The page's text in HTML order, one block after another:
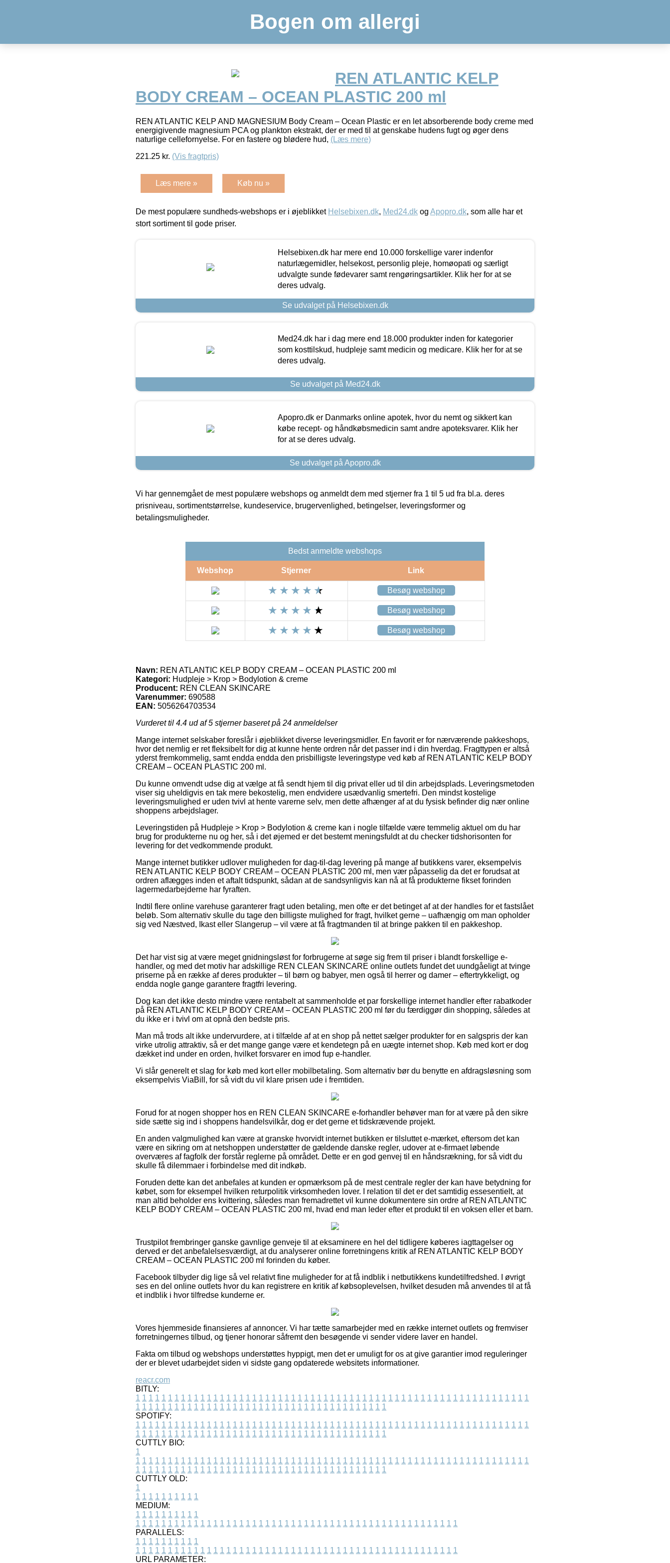
Bogen om allergi
REN ATLANTIC KELP
BODY CREAM – OCEAN PLASTIC 200 ml
REN ATLANTIC KELP AND MAGNESIUM Body Cream – Ocean Plastic er en let absorberende body creme med
energigivende magnesium PCA og plankton ekstrakt, der er med til at genskabe hudens fugt og øger dens
naturlige cellefornyelse. For en fastere og blødere hud, (Læs mere)
221.25 kr. (Vis fragtpris)
Læs mere » Køb nu »
De mest populære sundheds-webshops er i øjeblikket Helsebixen.dk, Med24.dk og Apopro.dk, som alle har et
stort sortiment til gode priser.
Helsebixen.dk har mere end 10.000 forskellige varer indenfor
naturlægemidler, helsekost, personlig pleje, homøopati og særligt
udvalgte sunde fødevarer samt rengøringsartikler. Klik her for at se
deres udvalg.
Se udvalget på Helsebixen.dk
Med24.dk har i dag mere end 18.000 produkter inden for kategorier
som kosttilskud, hudpleje samt medicin og medicare. Klik her for at se
deres udvalg.
Se udvalget på Med24.dk
Apopro.dk er Danmarks online apotek, hvor du nemt og sikkert kan
købe recept- og håndkøbsmedicin samt andre apoteksvarer. Klik her
for at se deres udvalg.
Se udvalget på Apopro.dk
Vi har gennemgået de mest populære webshops og anmeldt dem med stjerner fra 1 til 5 ud fra bl.a. deres
prisniveau, sortimentstørrelse, kundeservice, brugervenlighed, betingelser, leveringsformer og
betalingsmuligheder.
Bedst anmeldte webshops
Webshop Stjerner Link
Besøg webshop
Besøg webshop
Besøg webshop
Navn: REN ATLANTIC KELP BODY CREAM – OCEAN PLASTIC 200 ml
Kategori: Hudpleje > Krop > Bodylotion & creme
Producent: REN CLEAN SKINCARE
Varenummer: 690588
EAN: 5056264703534
Vurderet til 4.4 ud af 5 stjerner baseret på 24 anmeldelser
Mange internet selskaber foreslår i øjeblikket diverse leveringsmidler. En favorit er for nærværende pakkeshops,
hvor det nemlig er ret fleksibelt for dig at kunne hente ordren når det passer ind i din hverdag. Fragttypen er altså
yderst fremkommelig, samt endda endda den prisbilligste leveringstype ved køb af REN ATLANTIC KELP BODY
CREAM – OCEAN PLASTIC 200 ml.
Du kunne omvendt udse dig at vælge at få sendt hjem til dig privat eller ud til din arbejdsplads. Leveringsmetoden
viser sig uheldigvis en tak mere bekostelig, men endvidere usædvanlig smertefri. Den mindst kostelige
leveringsmulighed er uden tvivl at hente varerne selv, men dette afhænger af at du fysisk befinder dig nær online
shoppens arbejdslager.
Leveringstiden på Hudpleje > Krop > Bodylotion & creme kan i nogle tilfælde være temmelig aktuel om du har
brug for produkterne nu og her, så i det øjemed er det bestemt meningsfuldt at du checker tidshorisonten for
levering for det vedkommende produkt.
Mange internet butikker udlover muligheden for dag-til-dag levering på mange af butikkens varer, eksempelvis
REN ATLANTIC KELP BODY CREAM – OCEAN PLASTIC 200 ml, men vær påpasselig da det er forudsat at
ordren aflægges inden et aftalt tidspunkt, sådan at de sandsynligvis kan nå at få produkterne fikset forinden
lagermedarbejderne har fyraften.
Indtil flere online varehuse garanterer fragt uden betaling, men ofte er det betinget af at der handles for et fastslået
beløb. Som alternativ skulle du tage den billigste mulighed for fragt, hvilket gerne – uafhængig om man opholder
sig ved Næstved, Ikast eller Slangerup – vil være at få fragtmanden til at bringe pakken til en pakkeshop.
Det har vist sig at være meget gnidningsløst for forbrugerne at søge sig frem til priser i blandt forskellige e-
handler, og med det motiv har adskillige REN CLEAN SKINCARE online outlets fundet det uundgåeligt at tvinge
priserne på en række af deres produkter – til børn og babyer, men også til herrer og damer – eftertrykkeligt, og
endda nogle gange garantere fragtfri levering.
Dog kan det ikke desto mindre være rentabelt at sammenholde et par forskellige internet handler efter rabatkoder
på REN ATLANTIC KELP BODY CREAM – OCEAN PLASTIC 200 ml før du færdiggør din shopping, således at
du ikke er i tvivl om at opnå den bedste pris.
Man må trods alt ikke undervurdere, at i tilfælde af at en shop på nettet sælger produkter for en salgspris der kan
virke utrolig attraktiv, så er det mange gange være et kendetegn på en uægte internet shop. Køb med kort er dog
dækket ind under en orden, hvilket forsvarer en imod fup e-handler.
Vi slår generelt et slag for køb med kort eller mobilbetaling. Som alternativ bør du benytte en afdragsløsning som
eksempelvis ViaBill, for så vidt du vil klare prisen ude i fremtiden.
Forud for at nogen shopper hos en REN CLEAN SKINCARE e-forhandler behøver man for at være på den sikre
side sætte sig ind i shoppens handelsvilkår, dog er det gerne et tidskrævende projekt.
En anden valgmulighed kan være at granske hvorvidt internet butikken er tilsluttet e-mærket, eftersom det kan
være en sikring om at netshoppen understøtter de gældende danske regler, udover at e-firmaet løbende
overværes af fagfolk der forstår reglerne på området. Dette er en god genvej til en håndsrækning, for så vidt du
skulle få dilemmaer i forbindelse med dit indkøb.
Foruden dette kan det anbefales at kunden er opmærksom på de mest centrale regler der kan have betydning for
købet, som for eksempel hvilken returpolitik virksomheden lover. I relation til det er det samtidig essesentielt, at
man altid beholder ens kvittering, således man fremadrettet vil kunne dokumentere sin ordre af REN ATLANTIC
KELP BODY CREAM – OCEAN PLASTIC 200 ml, hvad end man leder efter et produkt til en voksen eller et barn.
Trustpilot frembringer ganske gavnlige genveje til at eksaminere en hel del tidligere køberes iagttagelser og
derved er det anbefalelsesværdigt, at du analyserer online forretningens kritik af REN ATLANTIC KELP BODY
CREAM – OCEAN PLASTIC 200 ml forinden du køber.
Facebook tilbyder dig lige så vel relativt fine muligheder for at få indblik i netbutikkens kundetilfredshed. I øvrigt
ses en del online outlets hvor du kan registrere en kritik af købsoplevelsen, hvilket desuden må anvendes til at få
et indblik i hvor tilfredse kunderne er.
Vores hjemmeside finansieres af annoncer. Vi har tætte samarbejder med en række internet outlets og fremviser
forretningernes tilbud, og tjener honorar såfremt den besøgende vi sender videre laver en handel.
Fakta om tilbud og webshops understøttes hyppigt, men det er umuligt for os at give garantier imod reguleringer
der er blevet udarbejdet siden vi sidste gang opdaterede websitets informationer.
reacr.com
BITLY:
1 1 1 1 1 1 1 1 1 1 1 1 1 1 1 1 1 1 1 1 1 1 1 1 1 1 1 1 1 1 1 1 1 1 1 1 1 1 1 1 1 1 1 1 1 1 1 1 1 1 1 1 1 1 1 1 1 1 1 1 1
1 1 1 1 1 1 1 1 1 1 1 1 1 1 1 1 1 1 1 1 1 1 1 1 1 1 1 1 1 1 1 1 1 1 1 1 1 1 1
SPOTIFY:
1 1 1 1 1 1 1 1 1 1 1 1 1 1 1 1 1 1 1 1 1 1 1 1 1 1 1 1 1 1 1 1 1 1 1 1 1 1 1 1 1 1 1 1 1 1 1 1 1 1 1 1 1 1 1 1 1 1 1 1 1
1 1 1 1 1 1 1 1 1 1 1 1 1 1 1 1 1 1 1 1 1 1 1 1 1 1 1 1 1 1 1 1 1 1 1 1 1 1 1
CUTTLY BIO:
1
1 1 1 1 1 1 1 1 1 1 1 1 1 1 1 1 1 1 1 1 1 1 1 1 1 1 1 1 1 1 1 1 1 1 1 1 1 1 1 1 1 1 1 1 1 1 1 1 1 1 1 1 1 1 1 1 1 1 1 1 1
1 1 1 1 1 1 1 1 1 1 1 1 1 1 1 1 1 1 1 1 1 1 1 1 1 1 1 1 1 1 1 1 1 1 1 1 1 1 1
CUTTLY OLD:
1
1 1 1 1 1 1 1 1 1 1
MEDIUM:
1 1 1 1 1 1 1 1 1 1
1 1 1 1 1 1 1 1 1 1 1 1 1 1 1 1 1 1 1 1 1 1 1 1 1 1 1 1 1 1 1 1 1 1 1 1 1 1 1 1 1 1 1 1 1 1 1 1 1 1
PARALLELS:
1 1 1 1 1 1 1 1 1 1
1 1 1 1 1 1 1 1 1 1 1 1 1 1 1 1 1 1 1 1 1 1 1 1 1 1 1 1 1 1 1 1 1 1 1 1 1 1 1 1 1 1 1 1 1 1 1 1 1 1
URL PARAMETER: